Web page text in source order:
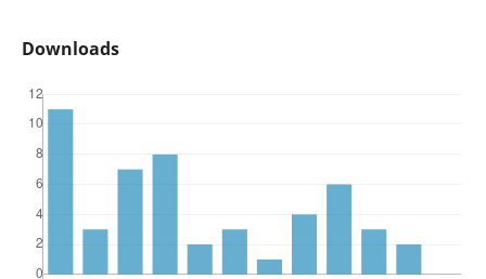
Downloads